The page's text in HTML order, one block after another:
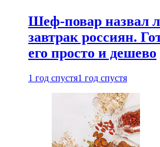
Шеф-повар назвал
завтрак россиян.
его просто и дешево
1 год спустя1 год спустя